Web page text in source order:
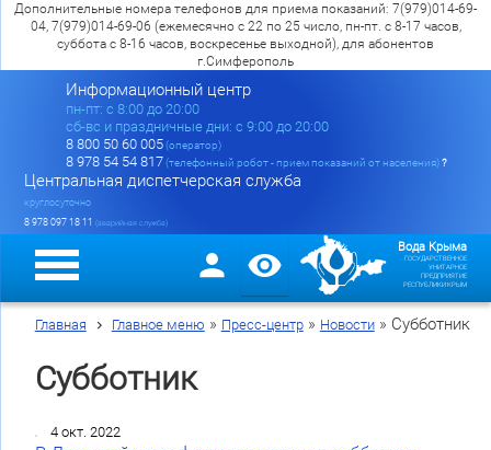
Дополнительные номера телефонов для приема показаний: 7(979)014-69-
04, 7(979)014-69-06 (ежемесячно с 22 по 25 число, пн-пт. с 8-17 часов,
суббота с 8-16 часов, воскресенье выходной), для абонентов
г.Симферополь
Информационный центр
пн-пт: c 8:00 до 20:00
сб-вс и праздничные дни: с 9:00 до 20:00
8 800 50 60 005(оператор)
8 978 54 54 817(телефонный робот - прием показаний от населения)?
Центральная диспетчерская служба
круглосуточно
8 978 097 18 11 (аварийная служба)
Вода Крыма
ГОСУДАРСТВЕННОЕ
УНИТАРНОЕ
ПРЕДПРИЯТИЕ
РЕСПУБЛИКИ КРЫМ
Главная Главное меню » Пресс-центр» Новости» Субботник
Субботник
4 окт. 2022